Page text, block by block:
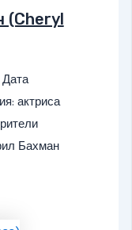
(Cheryl
актриса
Бахман